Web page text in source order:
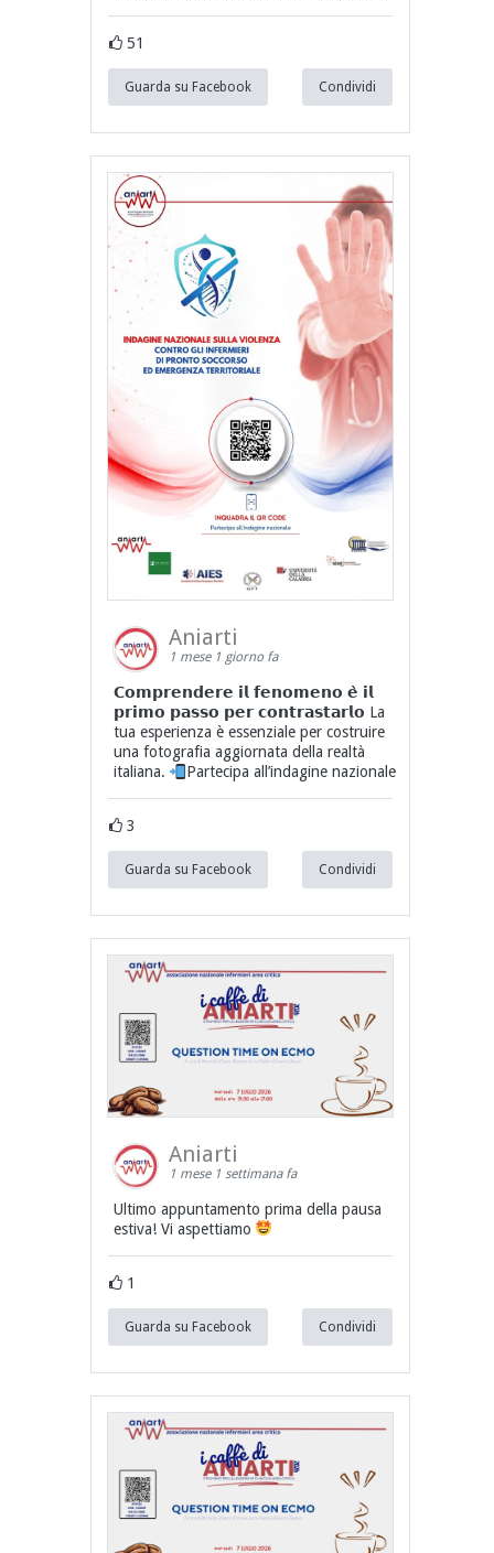
51
Guarda su Facebook Condividi
Aniarti
1 mese 1 giorno fa
𝗖𝗼𝗺𝗽𝗿𝗲𝗻𝗱𝗲𝗿𝗲 𝗶𝗹 𝗳𝗲𝗻𝗼𝗺𝗲𝗻𝗼 𝗲̀ 𝗶𝗹
𝗽𝗿𝗶𝗺𝗼 𝗽𝗮𝘀𝘀𝗼 𝗽𝗲𝗿 𝗰𝗼𝗻𝘁𝗿𝗮𝘀𝘁𝗮𝗿𝗹𝗼 La
tua esperienza è essenziale per costruire
una fotografia aggiornata della realtà
italiana.
Partecipa all’indagine nazionale
3
Guarda su Facebook Condividi
Aniarti
1 mese 1 settimana fa
Ultimo appuntamento prima della pausa
estiva! Vi aspettiamo
1
Guarda su Facebook Condividi